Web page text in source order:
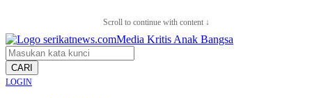
Scroll to continue with content ↓
CARI
LOGIN